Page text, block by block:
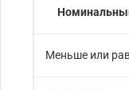
Меньше или